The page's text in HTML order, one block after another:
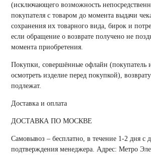
(исключающего возможность
покупателя с товаром до момента выдачи
сохранения их товарного вида, бирок и
если обращение о возврате получено не
момента приобретения.
Покупки, совершённые офлайн (покупатель
осмотреть изделие перед покупкой),
подлежат.
Доставка и оплата
ДОСТАВКА ПО МОСКВЕ
Самовывоз – бесплатно, в течение 1-2 дня с
подтверждения менеджера. Адрес: Метро